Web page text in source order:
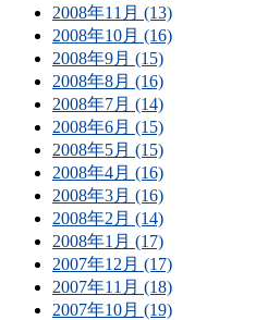
2008年11月 (13)
2008年10月 (16)
2008年9月 (15)
2008年8月 (16)
2008年7月 (14)
2008年6月 (15)
2008年5月 (15)
2008年4月 (16)
2008年3月 (16)
2008年2月 (14)
2008年1月 (17)
2007年12月 (17)
2007年11月 (18)
2007年10月 (19)